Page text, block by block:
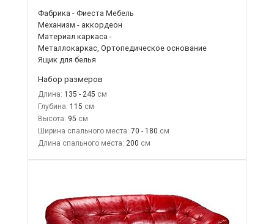
Фабрика - Фиеста Мебель
Механизм - аккордеон
Материал каркаса -
Металлокаркас, Ортопедическое основание
Ящик для белья
Набор размеров
Длина: 135 - 245
Глубина: 115
Высота: 95
Ширина спального места: 70 - 180
Длина спального места: 200